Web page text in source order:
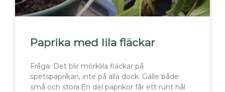
Paprika med lila fläckar
Fråga: Det blir mörklila fläckar på
spetspaprikan, inte på alla dock. Gälle både
små och stora.En del paprikor får ett runt hål